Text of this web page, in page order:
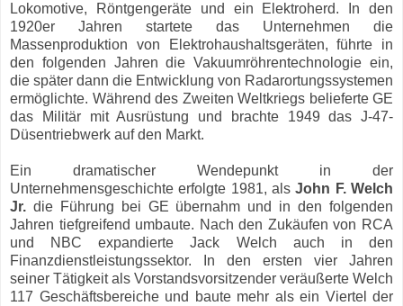
Lokomotive, Röntgengeräte und ein Elektroherd. In den
1920er Jahren startete das Unternehmen die
Massenproduktion von Elektrohaushaltsgeräten, führte in
den folgenden Jahren die Vakuumröhrentechnologie ein,
die später dann die Entwicklung von Radarortungssystemen
ermöglichte. Während des Zweiten Weltkriegs belieferte GE
das Militär mit Ausrüstung und brachte 1949 das J-47-
Düsentriebwerk auf den Markt.
Ein dramatischer Wendepunkt in der
Unternehmensgeschichte erfolgte 1981, alsJohn F. Welch
Jr. die Führung bei GE übernahm und in den folgenden
Jahren tiefgreifend umbaute. Nach den Zukäufen von RCA
und NBC expandierte Jack Welch auch in den
Finanzdienstleistungssektor. In den ersten vier Jahren
seiner Tätigkeit als Vorstandsvorsitzender veräußerte Welch
117 Geschäftsbereiche und baute mehr als ein Viertel der